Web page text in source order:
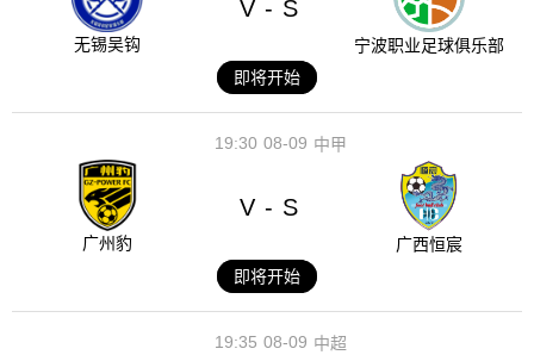
无锡吴钩
V - S
宁波职业足球俱乐部
即将开始
08-09
19:30 中甲
广州豹
V - S
广西恒宸
即将开始
08-09
19:35 中超